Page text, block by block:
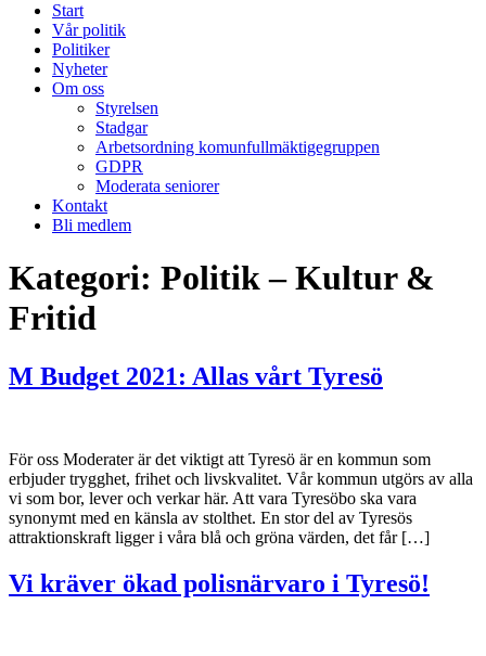
Start
Vår politik
Politiker
Nyheter
Om oss
Styrelsen
Stadgar
Arbetsordning komunfullmäktigegruppen
GDPR
Moderata seniorer
Kontakt
Bli medlem
Kategori: Politik – Kultur &
Fritid
M Budget 2021: Allas vårt Tyresö
För oss Moderater är det viktigt att Tyresö är en kommun som
erbjuder trygghet, frihet och livskvalitet. Vår kommun utgörs av alla
vi som bor, lever och verkar här. Att vara Tyresöbo ska vara
synonymt med en känsla av stolthet. En stor del av Tyresös
attraktionskraft ligger i våra blå och gröna värden, det får […]
Vi kräver ökad polisnärvaro i Tyresö!